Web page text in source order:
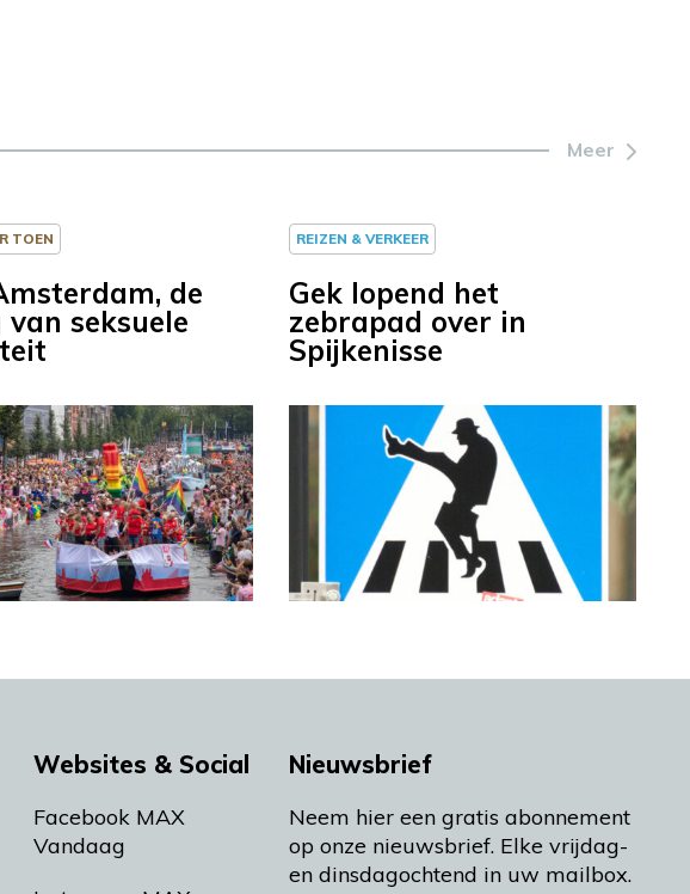
Meer
TOEN
de
seksuele
REIZEN & VERKEER
Gek lopend het
zebrapad over in
Spijkenisse
Websites & Social
Facebook MAX
Vandaag
Nieuwsbrief
Neem hier een gratis abonnement
op onze nieuwsbrief. Elke vrijdag-
en dinsdagochtend in uw mailbox.